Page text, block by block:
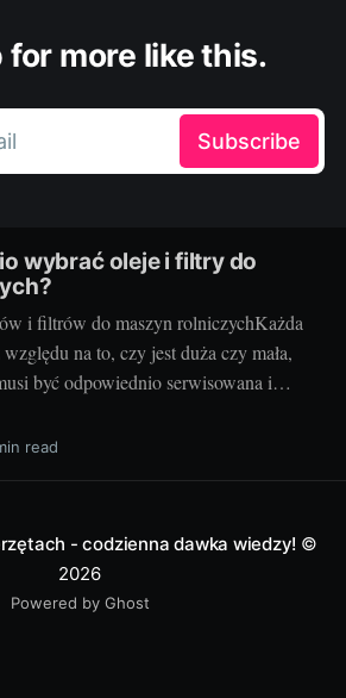
for more like this.
Subscribe
wybrać oleje i filtry do
i filtrów do maszyn rolniczychKażda
na to, czy jest duża czy mała,
być odpowiednio serwisowana i
z kluczowych elementów takiego
eksploatacji jest dobór odpowiednich
read
- codzienna dawka wiedzy! ©
2026
Powered by Ghost